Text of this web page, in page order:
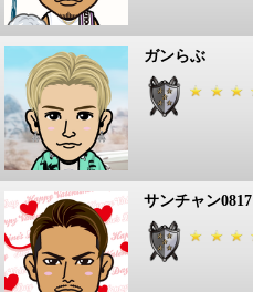
ガンらぶ
サンチャン0817